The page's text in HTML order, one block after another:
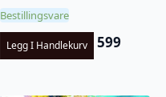
Bestillingsvare
Legg I Handlekurv 599